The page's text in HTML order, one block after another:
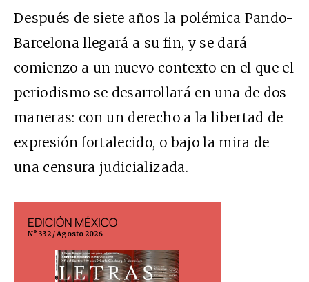
Después de siete años la polémica Pando-
Barcelona llegará a su fin, y se dará
comienzo a un nuevo contexto en el que el
periodismo se desarrollará en una de dos
maneras: con un derecho a la libertad de
expresión fortalecido, o bajo la mira de
una censura judicializada.
EDICIÓN MÉXICO
N° 332 / Agosto 2026